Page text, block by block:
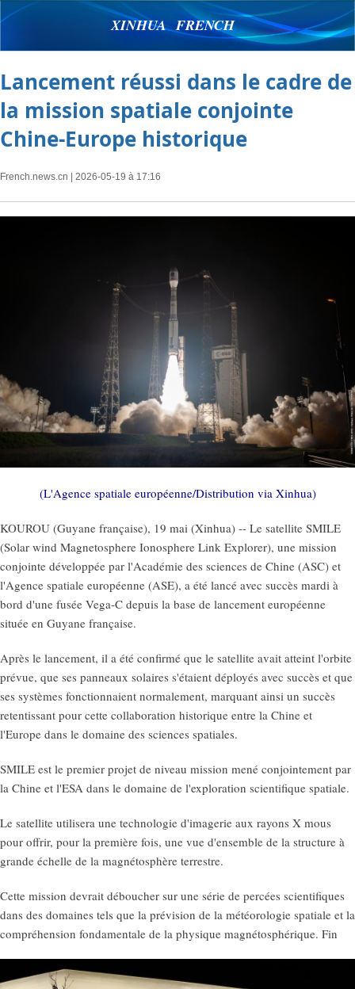
XINHUA FRENCH
Lancement réussi dans le cadre de
la mission spatiale conjointe
Chine-Europe historique
French.news.cn | 2026-05-19 à 17:16
(L'Agence spatiale européenne/Distribution via Xinhua)
KOUROU (Guyane française), 19 mai (Xinhua) -- Le satellite SMILE
(Solar wind Magnetosphere Ionosphere Link Explorer), une mission
conjointe développée par l'Académie des sciences de Chine (ASC) et
l'Agence spatiale européenne (ASE), a été lancé avec succès mardi à
bord d'une fusée Vega-C depuis la base de lancement européenne
située en Guyane française.
Après le lancement, il a été confirmé que le satellite avait atteint l'orbite
prévue, que ses panneaux solaires s'étaient déployés avec succès et que
ses systèmes fonctionnaient normalement, marquant ainsi un succès
retentissant pour cette collaboration historique entre la Chine et
l'Europe dans le domaine des sciences spatiales.
SMILE est le premier projet de niveau mission mené conjointement par
la Chine et l'ESA dans le domaine de l'exploration scientifique spatiale.
Le satellite utilisera une technologie d'imagerie aux rayons X mous
pour offrir, pour la première fois, une vue d'ensemble de la structure à
grande échelle de la magnétosphère terrestre.
Cette mission devrait déboucher sur une série de percées scientifiques
dans des domaines tels que la prévision de la météorologie spatiale et la
compréhension fondamentale de la physique magnétosphérique. Fin